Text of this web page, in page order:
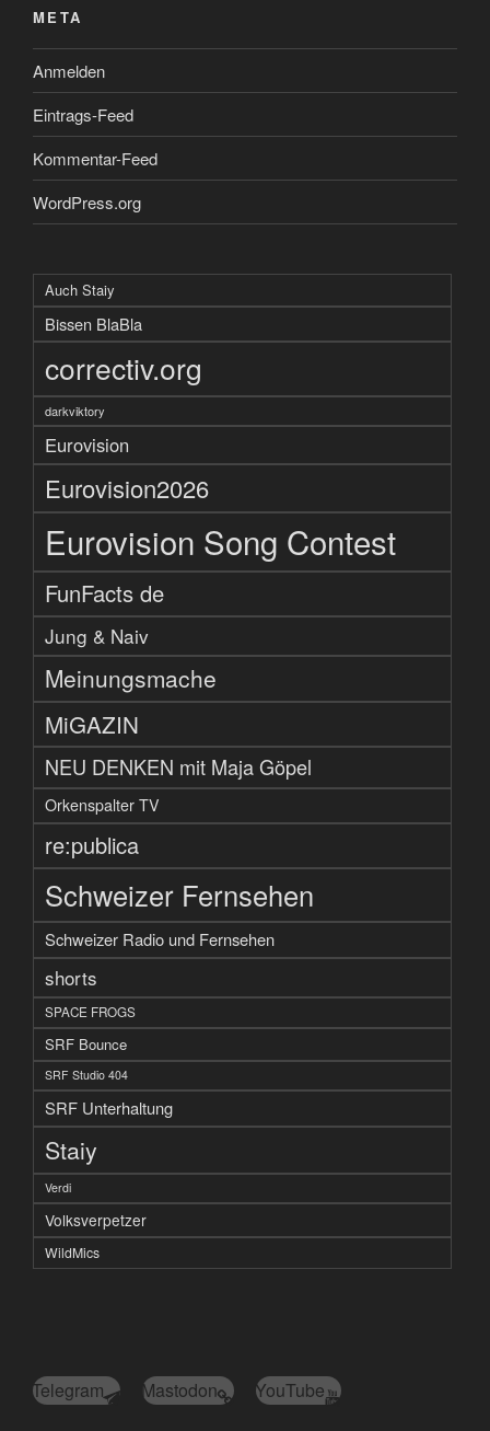
META
Anmelden
Eintrags-Feed
Kommentar-Feed
WordPress.org
Auch Staiy
Bissen BlaBla
correctiv.org
darkviktory
Eurovision
Eurovision2026
Eurovision Song Contest
FunFacts de
Jung & Naiv
Meinungsmache
MiGAZIN
NEU DENKEN mit Maja Göpel
Orkenspalter TV
re:publica
Schweizer Fernsehen
Schweizer Radio und Fernsehen
shorts
SPACE FROGS
SRF Bounce
SRF Studio 404
SRF Unterhaltung
Staiy
Verdi
Volksverpetzer
WildMics
Telegram Mastodon YouTube